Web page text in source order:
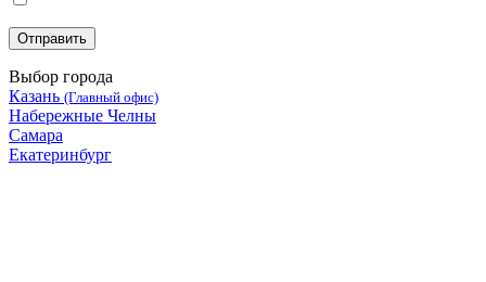
Выбор города
Казань (Главный офис)
Набережные Челны
Самара
Екатеринбург